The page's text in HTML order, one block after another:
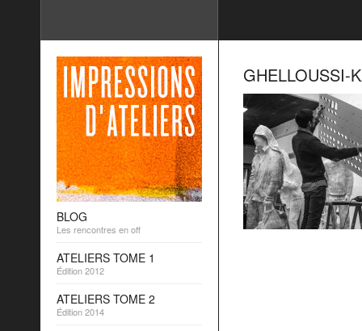
GHELLOUSSI-
BLOG
Les rencontres en off
ATELIERS TOME 1
Édition 2012
ATELIERS TOME 2
Édition 2014